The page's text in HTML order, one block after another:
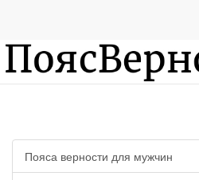
Пояса верности для мужчин